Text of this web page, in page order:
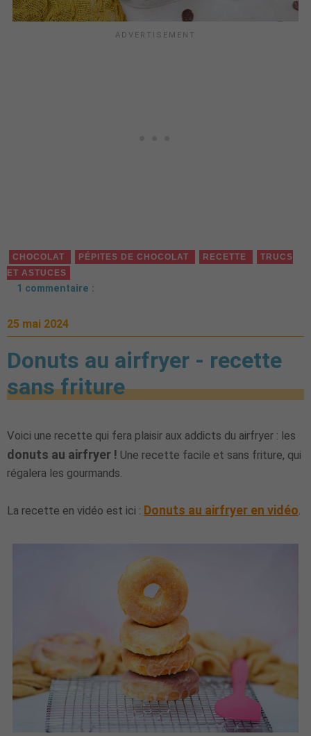
CHOCOLAT PÉPITES DE CHOCOLAT RECETTE
TRUCS
ET ASTUCES
1 commentaire :
25 mai 2024
Donuts au airfryer - recette
sans friture
Voici une recette qui fera plaisir aux addicts du airfryer : les
donuts au airfryer ! Une recette facile et sans friture, qui
régalera les gourmands.
La recette en vidéo est ici : Donuts au airfryer en vidéo.